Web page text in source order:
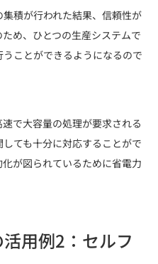
積が行われた結果、信頼性が
め、ひとつの生産システムで
ことができるようになるので
で大容量の処理が要求される
ても十分に対応することがで
が図られているために省電力
用例2：セルフ